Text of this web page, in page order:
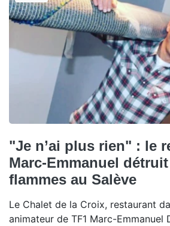
"Je n’ai plus rien" : le
Marc-Emmanuel
flammes au Salève
Le Chalet de la Croix, restaurant
animateur de TF1 Marc-Emmanuel